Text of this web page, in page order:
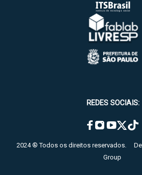
REDES SOCIAIS:
2024 ® Todos os direitos reservados.
Group